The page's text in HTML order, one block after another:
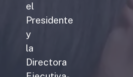
el
Presidente
y
la
Directora